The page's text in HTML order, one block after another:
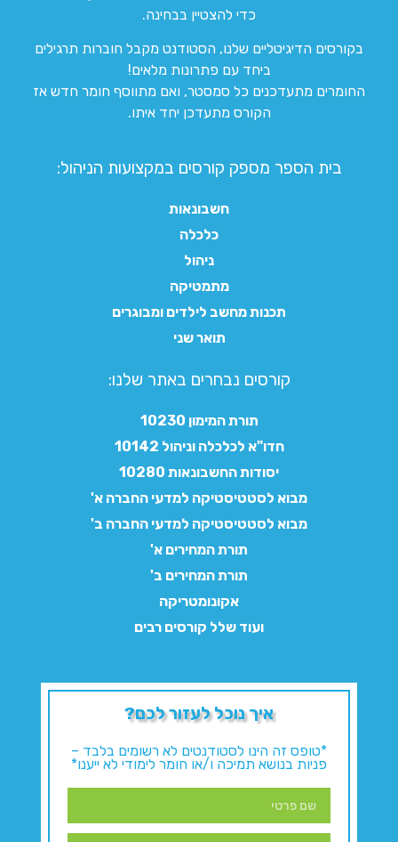
כדי להצטיין בבחינה.
בקורסים הדיגיטליים שלנו, הסטודנט מקבל חוברות תרגילים
ביחד עם פתרונות מלאים!
החומרים מתעדכנים כל סמסטר, ואם מתווסף חומר חדש אז
הקורס מתעדכן יחד איתו.
בית הספר מספק קורסים במקצועות הניהול:
חשבונאות
כלכלה
ניהול
מתמטיקה
תכנות מחשב לילדים ומבוגרים
תואר שני
קורסים נבחרים באתר שלנו:​
תורת המימון 10230
חדו"א לכלכלה וניהול 10142
יסודות החשבונאות 10280
מבוא לסטטיסטיקה למדעי החברה א'
מבוא לסטטיסטיקה למדעי החברה ב'
תורת המחירים א'
תורת המחירים ב'
אקונומטריקה
ועוד שלל קורסים רבים
איך נוכל לעזור לכם?
*טופס זה הינו לסטודנטים לא רשומים בלבד –
פניות בנושא תמיכה ו/או חומר לימודי לא ייענו*